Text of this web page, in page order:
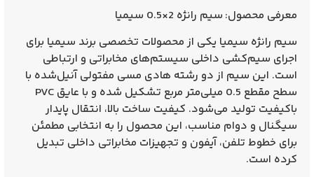
معرفی محصول: سیم رانژه 2×0.5 سیمیا
سیم رانژه سیمیا یکی از محصولات تخصصی برند سیمیا برای
اجرای سیم‌کشی داخلی سیستم‌های مخابراتی و ارتباطی
است. این سیم از دو رشته هادی مسی مفتولی آنیل‌شده با
سطح مقطع 0.5 میلی‌متر مربع تشکیل شده و با عایق PVC
باکیفیت تولید می‌شود. کیفیت ساخت بالا، انتقال پایدار
سیگنال و دوام مناسب، این محصول را به انتخابی مطمئن
برای خطوط تلفن، آیفون و تجهیزات مخابراتی داخلی تبدیل
کرده است.